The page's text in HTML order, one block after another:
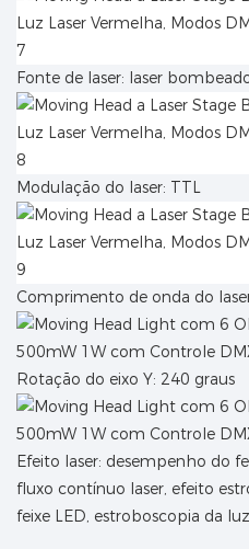
Fonte de laser: laser
Modulação do laser: TTL
Comprimento de onda do
Rotação do eixo Y: 240 graus
Efeito laser: desempenho do
fluxo contínuo laser, efeito
feixe LED, estroboscopia da